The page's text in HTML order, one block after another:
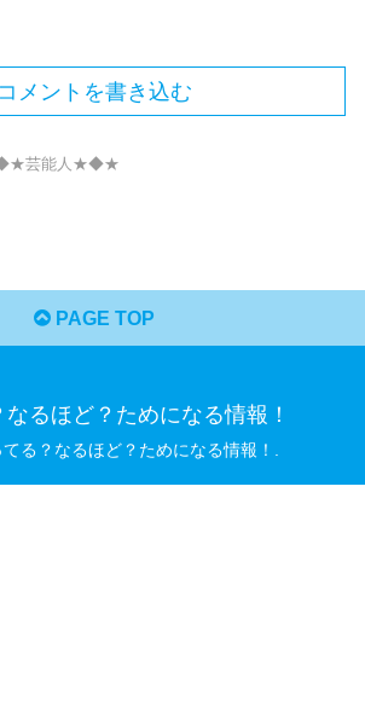
コメントを書き込む
芸能人★◆★
PAGE TOP
るほど？ためになる情報！
る？なるほど？ためになる情報！.